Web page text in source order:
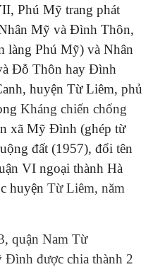
Phú Mỹ trang phát
Mỹ và Đình Thôn,
làng Phú Mỹ) và Nhân
Đỗ Thôn hay Đình
huyện Từ Liêm, phủ
Kháng chiến chống
xã Mỹ Đình (ghép từ
đất (1957), đổi tên
VI ngoại thành Hà
huyện Từ Liêm, năm
quận Nam Từ
Đình được chia thành 2